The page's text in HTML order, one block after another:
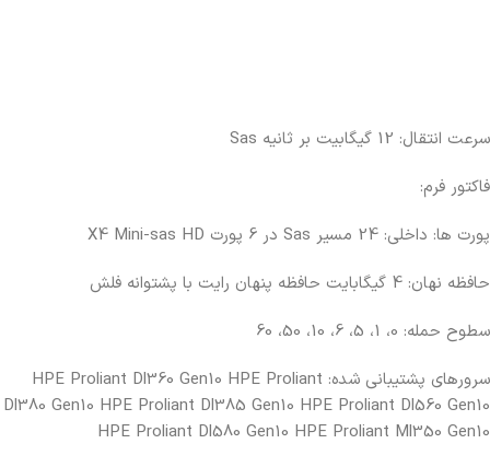
سرعت انتقال: 12 گیگابیت بر ثانیه Sas
فاکتور فرم:
پورت ها: داخلی: 24 مسیر Sas در 6 پورت X4 Mini-sas HD
حافظه نهان: 4 گیگابایت حافظه پنهان رایت با پشتوانه فلش
سطوح حمله: 0، 1، 5، 6، 10، 50، 60
سرورهای پشتیبانی شده: HPE Proliant Dl360 Gen10 HPE Proliant
Dl380 Gen10 HPE Proliant Dl385 Gen10 HPE Proliant Dl560 Gen10
HPE Proliant Dl580 Gen10 HPE Proliant Ml350 Gen10